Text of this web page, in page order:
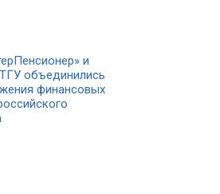
и
объединились
финансовых